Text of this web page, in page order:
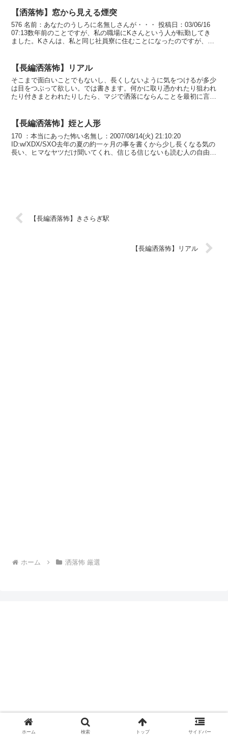
【洒落怖】窓から見える煙突
576 名前：あなたのうしろに名無しさんが・・・ 投稿日：03/06/16
07:13数年前のことですが、私の職場にKさんという人が転勤してき
ました。Kさんは、私と同じ社員寮に住むことになったのですが、し
【長編洒落怖】リアル
そこまで面白いことでもないし、長くしないように気をつけるが多少
は目をつぶって欲しい。では書きます。何かに取り憑かれたり狙われ
たり付きまとわれたりしたら、マジで洒落にならんことを最初に言っ
【長編洒落怖】姪と人形
170 ：本当にあった怖い名無し：2007/08/14(火) 21:10:20
ID:w/XDX/SXO去年の夏の約一ヶ月の事を書くから少し長くなる気の
長い、ヒマなヤツだけ聞いてくれ、信じる信じないも読む人の自由だ
【長編洒落怖】きさらぎ駅
【長編洒落怖】リアル
ホーム 洒落怖 厳選
ホーム 検索 トップ サイドバー